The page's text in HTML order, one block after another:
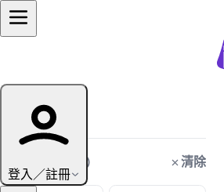
登入／註冊
篩選條件
購屋預算（萬） 清除